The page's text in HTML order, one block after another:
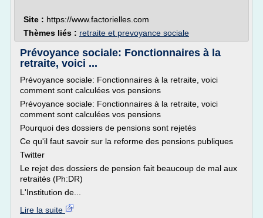
Site : https://www.factorielles.com
Thèmes liés : retraite et prevoyance sociale
Prévoyance sociale: Fonctionnaires à la
retraite, voici ...
Prévoyance sociale: Fonctionnaires à la retraite, voici
comment sont calculées vos pensions
Prévoyance sociale: Fonctionnaires à la retraite, voici
comment sont calculées vos pensions
Pourquoi des dossiers de pensions sont rejetés
Ce qu'il faut savoir sur la reforme des pensions publiques
Twitter
Le rejet des dossiers de pension fait beaucoup de mal aux
retraités (Ph:DR)
L'Institution de...
Lire la suite